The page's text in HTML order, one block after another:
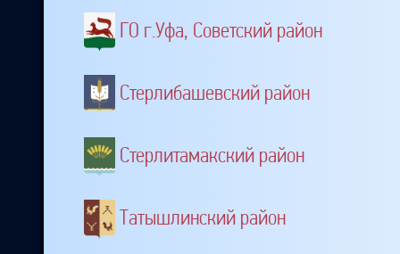
ГО г.Уфа, Советский район
Стерлибашевский район
Стерлитамакский район
Татышлинский район